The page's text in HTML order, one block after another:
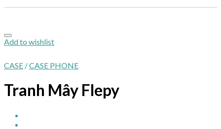
Add to wishlist
CASE /CASE PHONE
Tranh Mây Flepy